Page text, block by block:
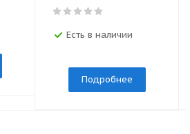
Есть в наличии
Подробнее